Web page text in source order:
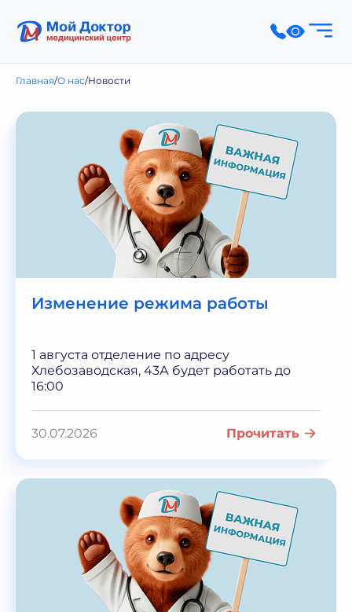
Главная О нас Новости
Изменение режима работы
1 августа отделение по адресу
Хлебозаводская, 43А будет работать до
16:00
30.07.2026 Прочитать